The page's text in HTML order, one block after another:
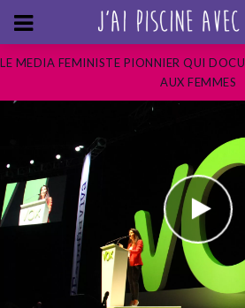
LE MEDIA FEMINISTE PIONNIER QUI
AUX FEMMES